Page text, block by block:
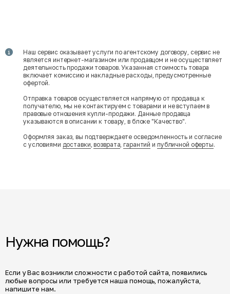
Наш сервис оказывает услуги по агентскому договору, сервис не
является интернет-магазином или продавцом и не осуществляет
деятельность продажи товаров. Указанная стоимость товара
включает комиссию и накладные расходы, предусмотренные
офертой.
Отправка товаров осуществляется напрямую от продавца к
получателю, мы не контактируем с товарами и не вступаем в
правовые отношения купли-продажи. Данные продавца
указываются в описании к товару, в блоке "Качество".
Оформляя заказ, вы подтверждаете осведомленность и согласие
с условиями доставки,возврата,гарантий и публичной оферты.
Нужна помощь?
Если у Вас возникли сложности с работой сайта, появились
любые вопросы или требуется наша помощь, пожалуйста,
напишите нам.